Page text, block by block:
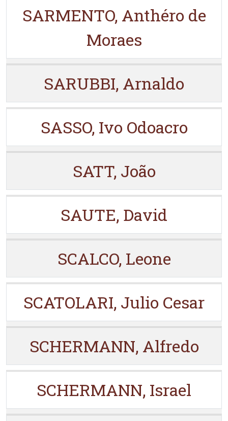
SARMENTO, Anthéro de
Moraes
SARUBBI, Arnaldo
SASSO, Ivo Odoacro
SATT, João
SAUTE, David
SCALCO, Leone
SCATOLARI, Julio Cesar
SCHERMANN, Alfredo
SCHERMANN, Israel